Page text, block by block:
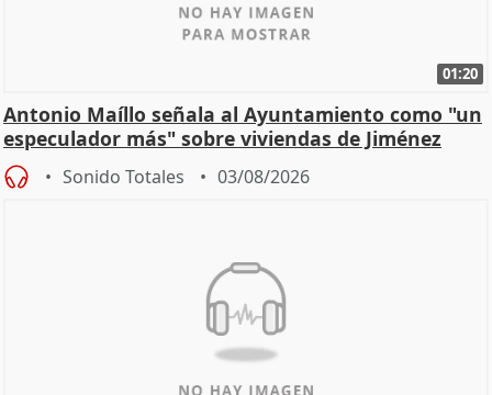
01:20
Antonio Maíllo señala al Ayuntamiento como "un
especulador más" sobre viviendas de Jiménez
Becerril
Sonido Totales 03/08/2026